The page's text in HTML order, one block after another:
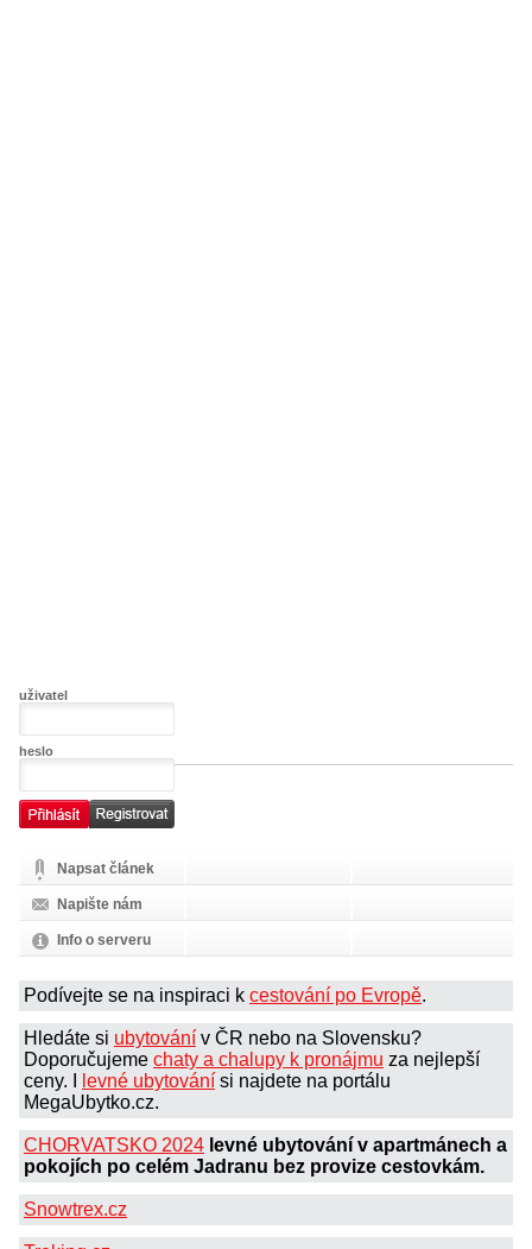
uživatel
heslo
Napsat článek
Napište nám
Info o serveru
Podívejte se na inspiraci k cestování po Evropě.
Hledáte si ubytování v ČR nebo na Slovensku?
Doporučujeme chaty a chalupy k pronájmu za nejlepší
ceny. I
levné ubytování si najdete na portálu
MegaUbytko.cz.
CHORVATSKO 2024 levné ubytování v apartmánech a
pokojích po celém Jadranu bez provize cestovkám.
Snowtrex.cz